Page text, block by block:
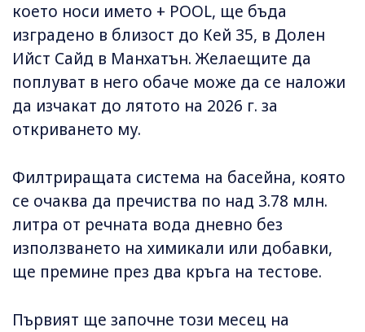
което носи името + POOL, ще бъда
изградено в близост до Кей 35, в Долен
Ийст Сайд в Манхатън. Желаещите да
поплуват в него обаче може да се наложи
да изчакат до лятото на 2026 г. за
откриването му.
Филтриращата система на басейна, която
се очаква да пречиства по над 3.78 млн.
литра от речната вода дневно без
използването на химикали или добавки,
ще премине през два кръга на тестове.
Първият ще започне този месец на